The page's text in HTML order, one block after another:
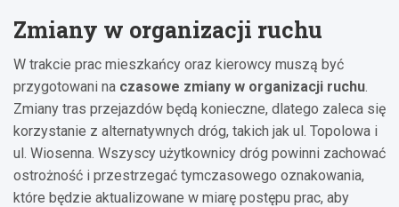
Zmiany w organizacji ruchu
W trakcie prac mieszkańcy oraz kierowcy muszą być
przygotowani na czasowe zmiany w organizacji ruchu.
Zmiany tras przejazdów będą konieczne, dlatego zaleca się
korzystanie z alternatywnych dróg, takich jak ul. Topolowa i
ul. Wiosenna. Wszyscy użytkownicy dróg powinni zachować
ostrożność i przestrzegać tymczasowego oznakowania,
które będzie aktualizowane w miarę postępu prac, aby